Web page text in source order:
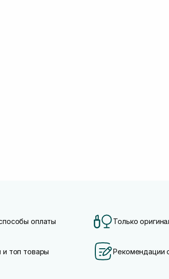
оплаты Только
топ товары Рекомендации